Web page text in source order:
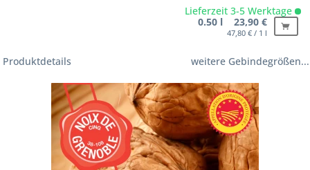
Lieferzeit 3-5 Werktage
0.50 l 23,90 €
47,80 € / 1 l
Produktdetails weitere Gebindegrößen...